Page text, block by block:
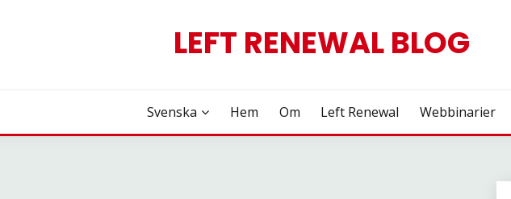
LEFT RENEWAL BLOG
Svenska Hem Om Left Renewal Webbinarier